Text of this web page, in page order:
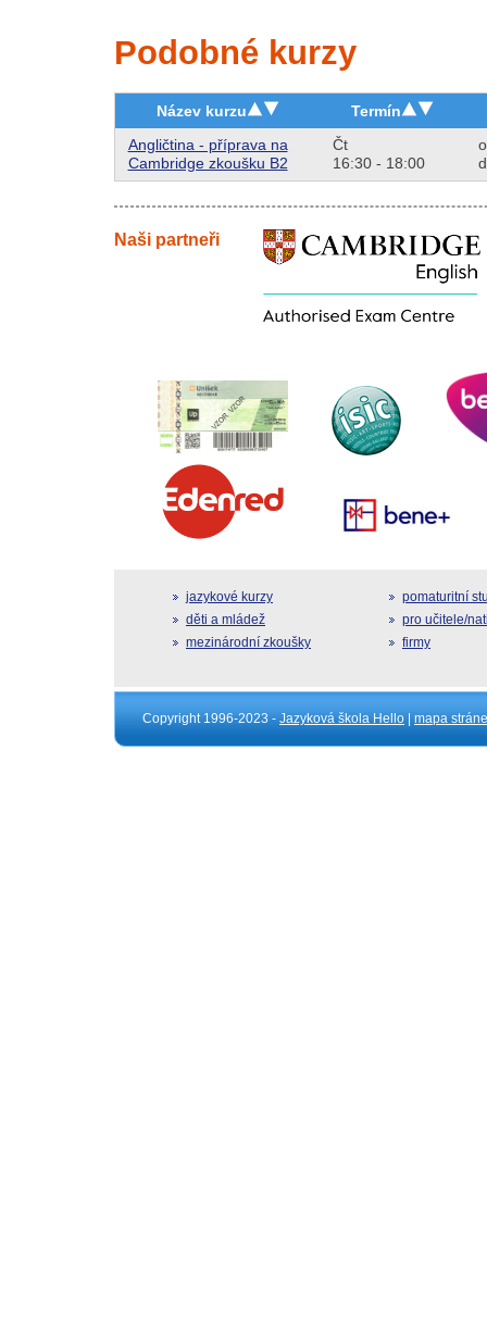
Podobné kurzy
Název kurzu
Termín
Angličtina - příprava na
Cambridge zkoušku B2
Čt
16:30 - 18:00
Naši partneři
jazykové kurzy
děti a mládež
mezinárodní zkoušky
pomaturitní
pro učitele/
firmy
Copyright 1996-2023 - Jazyková škola Hello mapa